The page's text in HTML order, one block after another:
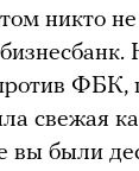
никто
ФБК,
свежая
вы были